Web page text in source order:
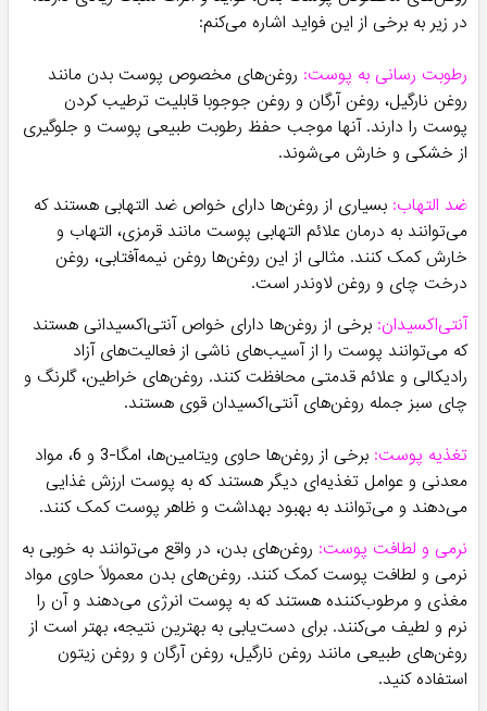
درست مانند روتین صورت ما، رسیدگی به پوست بقیه قسمت های
بدن ما به همان اندازه حیاتی است. شما با استفاده از روغن های
تغذیه کننده می توانید رطوبت لازم برای پوست خود را تامین کرده
و از طرفی موجب تغذیه سلول های سطحی پوست شوید که نتیجه
معجزه آسای آنرا به مرور زمان مشاهده خواهید کرد. نتایجی مانند
افزایش کیفیت بافت پوست، رفع خشکی و همچنین داشتن پوستی
خوش بافت و سالم! چه چیزی بهتر از اینکه همیشه پوستی لطیف
داشته باشید که از لمس آن لذت می برید و دیگر اثری از خشکی
های آزار دهنده و پوسته پوسته شدن های دردآور در آن دیده نمی
شود.
فواید روغن بدن
روغن‌های مخصوص پوست بدن، فواید و اثرات مثبت زیادی دارند.
در زیر به برخی از این فواید اشاره می‌کنم:
روغن نارگیل، روغن آرگان و روغن جوجوبا قابلیت ترطیب کردن
پوست را دارند. آنها موجب حفظ رطوبت طبیعی پوست و جلوگیری
از خشکی و خارش می‌شوند.
ضد التهاب:بسیاری از روغن‌ها دارای خواص ضد التهابی هستند که
می‌توانند به درمان علائم التهابی پوست مانند قرمزی، التهاب و
خارش کمک کنند. مثالی از این روغن‌ها روغن نیمه‌آفتابی، روغن
درخت چای و روغن لاوندر است.
آنتی‌اکسیدان: